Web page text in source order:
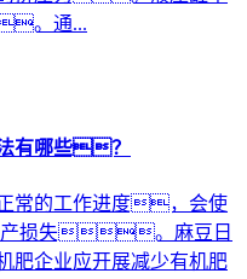
。通...
有哪些？
常的工作进度，会使
产损失。麻豆日
企业应开展减少有机肥